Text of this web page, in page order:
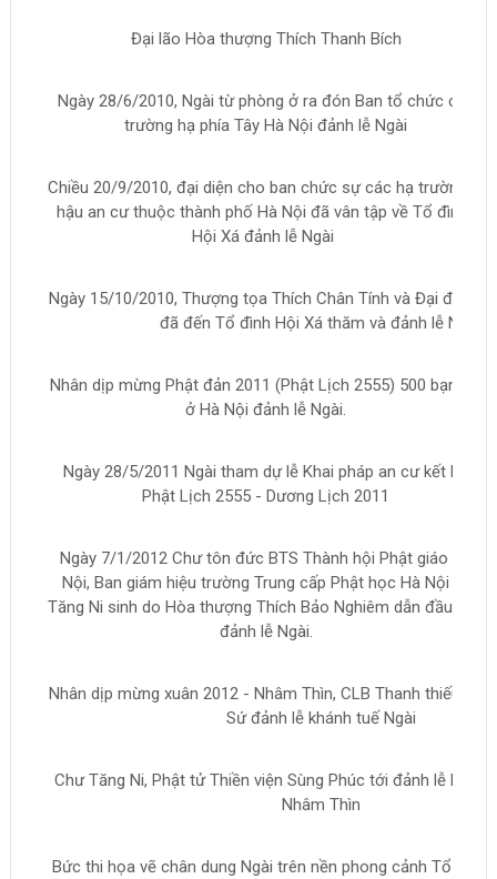
Đại lão Hòa thượng Thích Thanh Bích
Ngày 28/6/2010, Ngài từ phòng ở ra đón Ban tổ chức các
trường hạ phía Tây Hà Nội đảnh lễ Ngài
Chiều 20/9/2010, đại diện cho ban chức sự các hạ trường -
hậu an cư thuộc thành phố Hà Nội đã vân tập về Tổ đình
Hội Xá đảnh lễ Ngài
Ngày 15/10/2010, Thượng tọa Thích Chân Tính và Đại đức
đã đến Tổ đình Hội Xá thăm và đảnh lễ Ngài.
Nhân dịp mừng Phật đản 2011 (Phật Lịch 2555) 500 bạn trẻ
ở Hà Nội đảnh lễ Ngài.
Ngày 28/5/2011 Ngài tham dự lễ Khai pháp an cư kết hạ
Phật Lịch 2555 - Dương Lịch 2011
Ngày 7/1/2012 Chư tôn đức BTS Thành hội Phật giáo Hà
Nội, Ban giám hiệu trường Trung cấp Phật học Hà Nội và
Tăng Ni sinh do Hòa thượng Thích Bảo Nghiêm dẫn đầu đến
đảnh lễ Ngài.
Nhân dịp mừng xuân 2012 - Nhâm Thìn, CLB Thanh thiếu
Sứ đảnh lễ khánh tuế Ngài
Chư Tăng Ni, Phật tử Thiền viện Sùng Phúc tới đảnh lễ Ngài
Nhâm Thìn
Bức thi họa vẽ chân dung Ngài trên nền phong cảnh Tổ đình